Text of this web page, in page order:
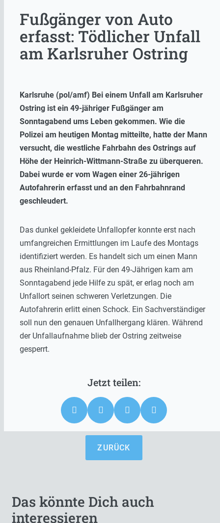
Fußgänger von Auto
erfasst: Tödlicher Unfall
am Karlsruher Ostring
Karlsruhe (pol/amf) Bei einem Unfall am Karlsruher
Ostring ist ein 49-jähriger Fußgänger am
Sonntagabend ums Leben gekommen. Wie die
Polizei am heutigen Montag mitteilte, hatte der Mann
versucht, die westliche Fahrbahn des Ostrings auf
Höhe der Heinrich-Wittmann-Straße zu überqueren.
Dabei wurde er vom Wagen einer 26-jährigen
Autofahrerin erfasst und an den Fahrbahnrand
geschleudert.
Das dunkel gekleidete Unfallopfer konnte erst nach
umfangreichen Ermittlungen im Laufe des Montags
identifiziert werden. Es handelt sich um einen Mann
aus Rheinland-Pfalz. Für den 49-Jährigen kam am
Sonntagabend jede Hilfe zu spät, er erlag noch am
Unfallort seinen schweren Verletzungen. Die
Autofahrerin erlitt einen Schock. Ein Sachverständiger
soll nun den genauen Unfallhergang klären. Während
der Unfallaufnahme blieb der Ostring zeitweise
gesperrt.
ZURÜCK
Das könnte Dich auch
interessieren